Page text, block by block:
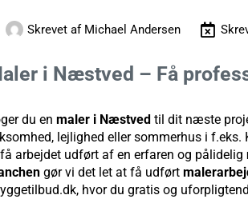
Skrevet afMichael Andersen
i Næstved – Få
du enmaler i Næstved til dit næste
lejlighed eller sommerhus i
arbejdet udført af en erfaren og pålidelig
gør vi det let at få udført
hvor du gratis og